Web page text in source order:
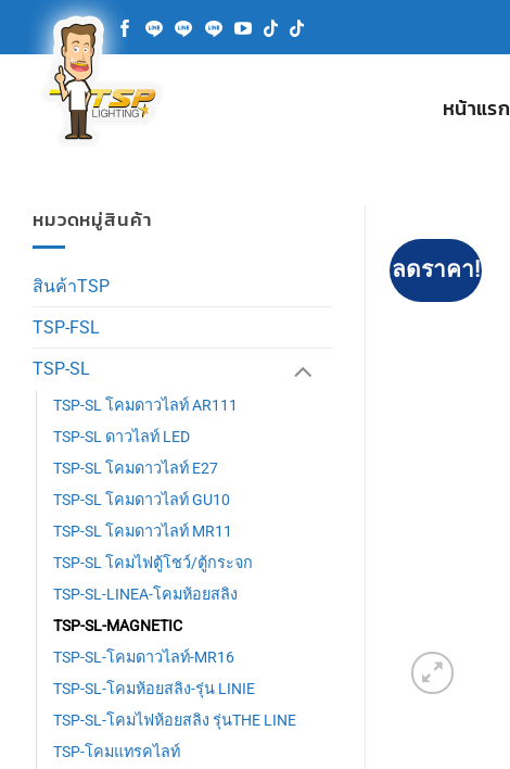
หน้าแรก
หมวดหมู่สินค้า
สินค้าTSP
TSP-FSL
TSP-SL
TSP-SL โคมดาวไลท์ AR111
TSP-SL ดาวไลท์ LED
TSP-SL โคมดาวไลท์ E27
TSP-SL โคมดาวไลท์ GU10
TSP-SL โคมดาวไลท์ MR11
TSP-SL โคมไฟตู้โชว์/ตู้กระจก
TSP-SL-LINEA-โคมห้อยสลิง
TSP-SL-MAGNETIC
TSP-SL-โคมดาวไลท์-MR16
TSP-SL-โคมห้อยสลิง-รุ่น LINIE
TSP-SL-โคมไฟห้อยสลิง รุ่นTHE LINE
TSP-โคมแทรคไลท์
ลดราคา!